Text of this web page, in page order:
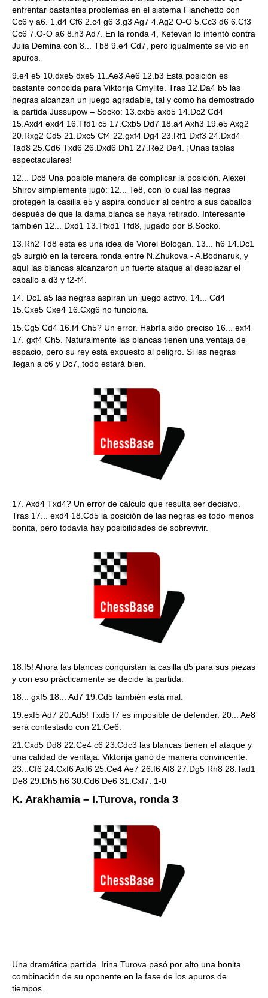
enfrentar bastantes problemas en el sistema Fianchetto con
Cc6 y a6. 1.d4 Cf6 2.c4 g6 3.g3 Ag7 4.Ag2 O-O 5.Cc3 d6 6.Cf3
Cc6 7.O-O a6 8.h3 Ad7. En la ronda 4, Ketevan lo intentó contra
Julia Demina con 8... Tb8 9.e4 Cd7, pero igualmente se vio en
apuros.
9.e4 e5 10.dxe5 dxe5 11.Ae3 Ae6 12.b3 Esta posición es
bastante conocida para Viktorija Cmylite. Tras 12.Da4 b5 las
negras alcanzan un juego agradable, tal y como ha demostrado
la partida Jussupow – Socko: 13.cxb5 axb5 14.Dc2 Cd4
15.Axd4 exd4 16.Tfd1 c5 17.Cxb5 Dd7 18.a4 Axh3 19.e5 Axg2
20.Rxg2 Cd5 21.Dxc5 Cf4 22.gxf4 Dg4 23.Rf1 Dxf3 24.Dxd4
Tad8 25.Cd6 Txd6 26.Dxd6 Dh1 27.Re2 De4. ¡Unas tablas
espectaculares!
12... Dc8 Una posible manera de complicar la posición. Alexei
Shirov simplemente jugó: 12... Te8, con lo cual las negras
protegen la casilla e5 y aspira conducir al centro a sus caballos
después de que la dama blanca se haya retirado. Interesante
también 12... Dxd1 13.Tfxd1 Tfd8, jugado por B.Socko.
13.Rh2 Td8 esta es una idea de Viorel Bologan. 13... h6 14.Dc1
g5 surgió en la tercera ronda entre N.Zhukova - A.Bodnaruk, y
aquí las blancas alcanzaron un fuerte ataque al desplazar el
caballo a d3 y f2-f4.
14. Dc1 a5 las negras aspiran un juego activo. 14... Cd4
15.Cxe5 Cxe4 16.Cxg6 no funciona.
15.Cg5 Cd4 16.f4 Ch5? Un error. Habría sido preciso 16... exf4
17. gxf4 Ch5. Naturalmente las blancas tienen una ventaja de
espacio, pero su rey está expuesto al peligro. Si las negras
llegan a c6 y Dc7, todo estará bien.
17. Axd4 Txd4? Un error de cálculo que resulta ser decisivo.
Tras 17... exd4 18.Cd5 la posición de las negras es todo menos
bonita, pero todavía hay posibilidades de sobrevivir.
18.f5! Ahora las blancas conquistan la casilla d5 para sus piezas
y con eso prácticamente se decide la partida.
18... gxf5 18... Ad7 19.Cd5 también está mal.
19.exf5 Ad7 20.Ad5! Txd5 f7 es imposible de defender. 20... Ae8
será contestado con 21.Ce6.
21.Cxd5 Dd8 22.Ce4 c6 23.Cdc3 las blancas tienen el ataque y
una calidad de ventaja. Viktorija ganó de manera convincente.
23...Cf6 24.Cxf6 Axf6 25.Ce4 Ae7 26.f6 Af8 27.Dg5 Rh8 28.Tad1
De8 29.Dh5 h6 30.Cd6 De6 31.Cxf7. 1-0
K. Arakhamia – I.Turova, ronda 3
Una dramática partida. Irina Turova pasó por alto una bonita
combinación de su oponente en la fase de los apuros de
tiempos.